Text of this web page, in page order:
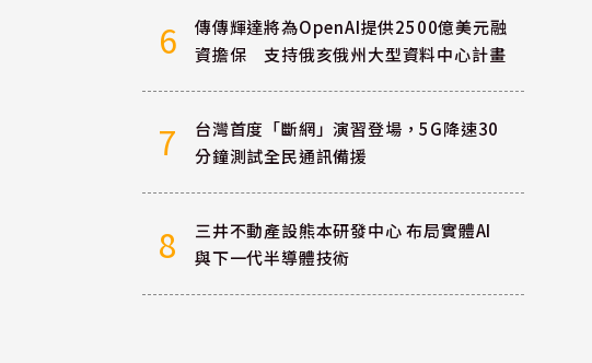
6
傳傳輝達將為OpenAI提供2500億美元融
資擔保 支持俄亥俄州大型資料中心計畫
7
台灣首度「斷網」演習登場，5G降速30
分鐘測試全民通訊備援
8
三井不動產設熊本研發中心 布局實體AI
與下一代半導體技術